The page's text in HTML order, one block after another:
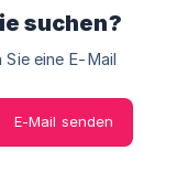
suchen?
eine E-Mail
E-Mail senden